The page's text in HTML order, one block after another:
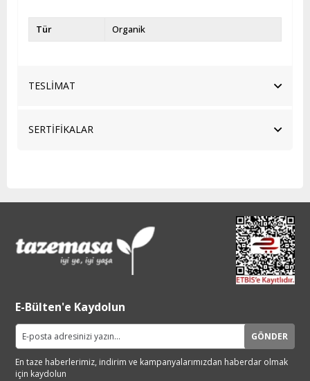
Tür Organik
TESLİMAT
SERTİFİKALAR
E-Bülten'e Kaydolun
GÖNDER
En taze haberlerimiz, indirim ve kampanyalarımızdan haberdar olmak
için kaydolun